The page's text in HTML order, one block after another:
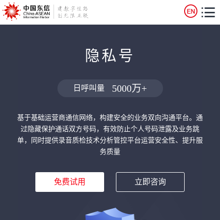
隐私号
日呼叫量 5000万+
基于基础运营商通信网络，构建安全的业务双向沟通平台。通
过隐藏保护通话双方号码，有效防止个人号码泄露及业务跳
单，同时提供录音质检技术分析管控平台运营安全性、提升服
务质量
免费试用 立即咨询